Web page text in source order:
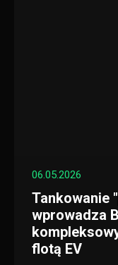
06.05.2026
Tankowanie
wprowadza
flotą EV